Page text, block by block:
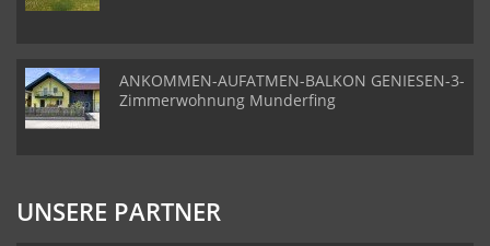
ANKOMMEN-AUFATMEN-BALKON GENIESEN-3-
Zimmerwohnung Munderfing
UNSERE PARTNER